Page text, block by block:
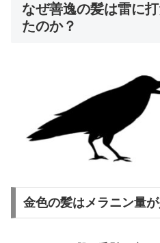
なぜ善逸の髪は雷に
たのか？
金色の髪はメラニン量